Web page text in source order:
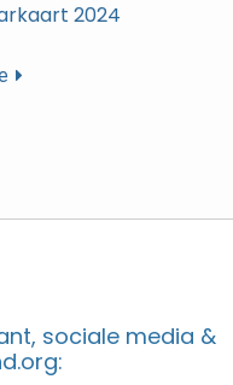
2024
sociale media &